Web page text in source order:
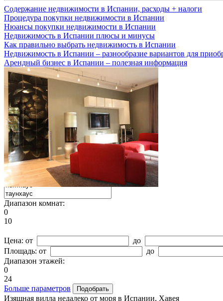
Содержание недвижимости в Испании, расходы + налоги
Процедура покупки недвижимости в Испании
Нюансы покупки недвижимости в Испании
Недвижимость в Испании плюсы и минусы
Как правильно выбрать недвижимость в Испании
Недвижимость в Испании – разнообразие вариантов для
Арендный бизнес в Испании – полезная информация
Город (остров):
Тип сделки:
Тип недвижимости:
Диапазон комнат:
0
10
Цена: от до
Площадь: от
до
Диапазон этажей:
0
24
Больше параметров
Изящная вилла недалеко от моря в Испании, Хавея